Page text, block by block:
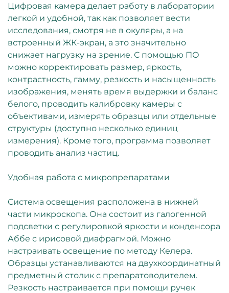
Цифровая камера делает работу в лаборатории
легкой и удобной, так как позволяет вести
исследования, смотря не в окуляры, а на
встроенный ЖК-экран, а это значительно
снижает нагрузку на зрение. С помощью ПО
можно корректировать размер, яркость,
контрастность, гамму, резкость и насыщенность
изображения, менять время выдержки и баланс
белого, проводить калибровку камеры с
объективами, измерять образцы или отдельные
структуры (доступно несколько единиц
измерения). Кроме того, программа позволяет
проводить анализ частиц.
Удобная работа с микропрепаратами
Система освещения расположена в нижней
части микроскопа. Она состоит из галогенной
подсветки с регулировкой яркости и конденсора
Аббе с ирисовой диафрагмой. Можно
настраивать освещение по методу Келера.
Образцы устанавливаются на двухкоординатный
предметный столик с препаратоводителем.
Резкость настраивается при помощи ручек